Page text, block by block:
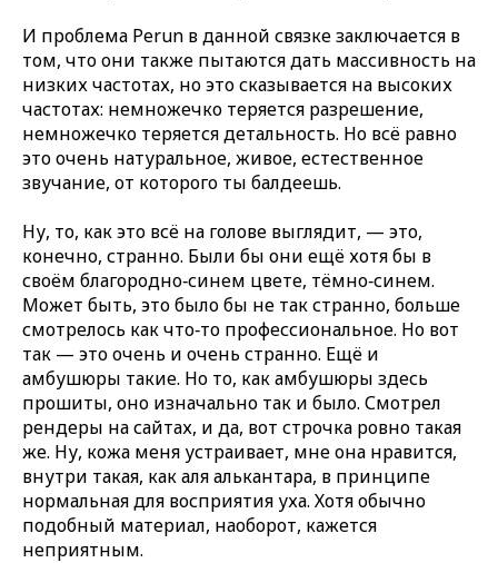
И проблема Perun в данной связке заключается в
том, что они также пытаются дать массивность на
низких частотах, но это сказывается на высоких
частотах: немножечко теряется разрешение,
немножечко теряется детальность. Но всё равно
это очень натуральное, живое, естественное
звучание, от которого ты балдеешь.
Ну, то, как это всё на голове выглядит, — это,
конечно, странно. Были бы они ещё хотя бы в
своём благородно‑синем цвете, тёмно‑синем.
Может быть, это было бы не так странно, больше
смотрелось как что‑то профессиональное. Но вот
так — это очень и очень странно. Ещё и
амбушюры такие. Но то, как амбушюры здесь
прошиты, оно изначально так и было. Смотрел
рендеры на сайтах, и да, вот строчка ровно такая
же. Ну, кожа меня устраивает, мне она нравится,
внутри такая, как аля алькантара, в принципе
нормальная для восприятия уха. Хотя обычно
подобный материал, наоборот, кажется
неприятным.